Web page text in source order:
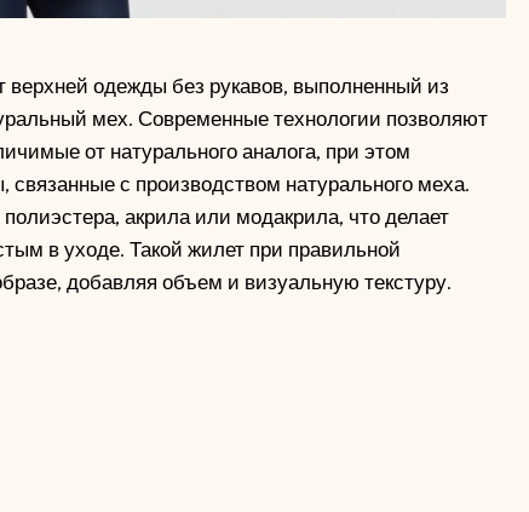
одежды без рукавов, выполненный из
мех. Современные технологии позволяют
от натурального аналога, при этом
с производством натурального меха.
акрила или модакрила, что делает
в уходе. Такой жилет при правильной
добавляя объем и визуальную текстуру.